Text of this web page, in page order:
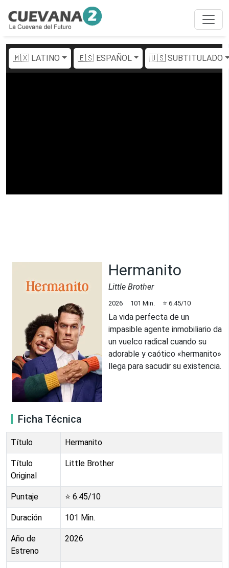
🇲🇽 LATINO 🇪🇸 ESPAÑOL 🇺🇸 SUBTITULADO
Hermanito
Little Brother
2026 101 Min. ⭐ 6.45/10
La vida perfecta de un
impasible agente inmobiliario da
un vuelco radical cuando su
adorable y caótico «hermanito»
llega para sacudir su existencia.
Ficha Técnica
Título Hermanito
Título
Original
Little Brother
Puntaje ⭐ 6.45/10
Duración 101 Min.
Año de
Estreno
2026